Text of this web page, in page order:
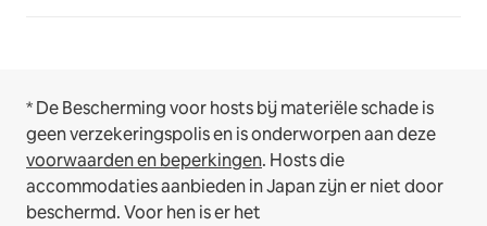
* De Bescherming voor hosts bij materiële schade is
geen verzekeringspolis en is onderworpen aan deze
voorwaarden en beperkingen. Hosts die
accommodaties aanbieden in Japan zijn er niet door
beschermd. Voor hen is er het